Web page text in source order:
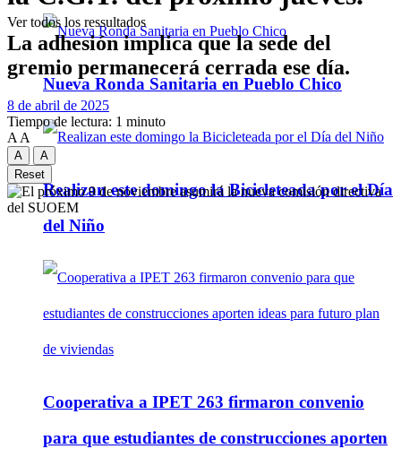
Nueva Ronda Sanitaria en Pueblo Chico
Realizan este domingo la Bicicleteada por el Día
del Niño
Cooperativa a IPET 263 firmaron convenio
para que estudiantes de construcciones aporten
Ver todos los ressultados
La adhesión implica que la sede del
gremio permanecerá cerrada ese día.
8 de abril de 2025
Tiempo de lectura: 1 minuto
A A
A
A
Reset